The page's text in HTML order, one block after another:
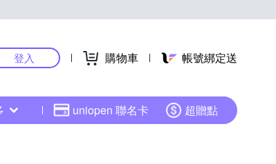
登入 購物車 帳號綁定送
uniopen 聯名卡 超贈點